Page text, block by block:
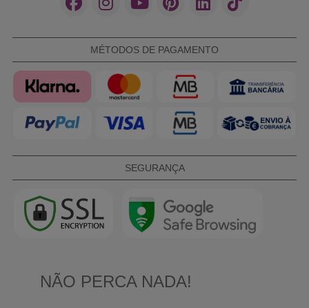
MÉTODOS DE PAGAMENTO
SEGURANÇA